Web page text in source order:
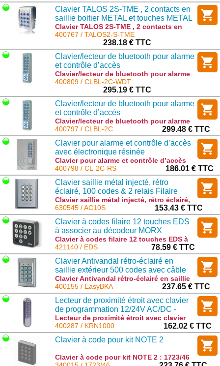
Clavier TALOS 2S-TME , 2 contacts en
saillie boitier METAL et touches METAL
12/24v AC/DC 60 codes IP65
Clavier TALOS 2S-TME , 2 contacts en
saillie boitier METAL et touches METAL
12/24v AC/DC 60 codes IP65 : TALOS2-S-
TME
400767 / TALOS2-S-TME
238.18 € TTC
Clavier/lecteur de bluetooth pour alarme
et contrôle d’accès
Clavier/lecteur de bluetooth pour alarme
et contrôle d’accès : CLBL-2C-WDT
400809 / CLBL-2C-WDT
295.19 € TTC
Clavier/lecteur de bluetooth pour alarme
et contrôle d’accès
Clavier/lecteur de bluetooth pour alarme
et contrôle d’accès : CLBL-2C
400797 / CLBL-2C
299.48 € TTC
Clavier pour alarme et contrôle d’accès
avec électronique résinée
Clavier pour alarme et contrôle d’accès
avec électronique résinée : CL-2C-RS
400798 / CL-2C-RS
186.01 € TTC
Clavier saillie métal injecté, rétro
éclairé, 100 codes & 2 relais Filaire
universel
Clavier saillie métal injecté, rétro éclairé,
100 codes & 2 relais Filaire universel :
AC10S
630545 / AC10S
153.43 € TTC
Clavier à codes filaire 12 touches EDS
à associer au décodeur MORX
Clavier à codes filaire 12 touches EDS à
associer au décodeur MORX : EDS
421140 / EDS
78.59 € TTC
Clavier Antivandal rétro-éclairé en
saillie extérieur 500 codes avec câble
de 2m - promo
Clavier Antivandal rétro-éclairé en saillie
extérieur 500 codes avec câble de 2m -
promo : EasyBKA
400155 / EasyBKA
237.65 € TTC
Lecteur de proximité étroit avec clavier
de programmation 12/24V AC/DC -
125kHz
Lecteur de proximité étroit avec clavier
de programmation 12/24V AC/DC - 125kHz
: KRN1000
400287 / KRN1000
162.02 € TTC
Clavier à code pour kit NOTE 2
Clavier à code pour kit NOTE 2 : 1723/46